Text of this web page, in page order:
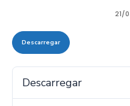
21/
Descarregar
Descarregar